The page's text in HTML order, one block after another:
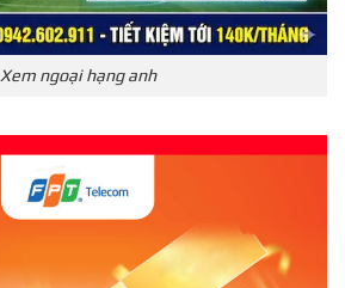
Xem ngoại hạng anh